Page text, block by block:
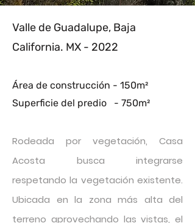
Valle de Guadalupe, Baja
California. MX - 2022
Área de construcción - 150m²
Superficie del predio - 750m²
Rodeada por vegetación, Casa
Acosta busca integrarse
respetando la vegetación existente.
Ubicada en la zona más alta del
terreno aprovechando las vistas, el